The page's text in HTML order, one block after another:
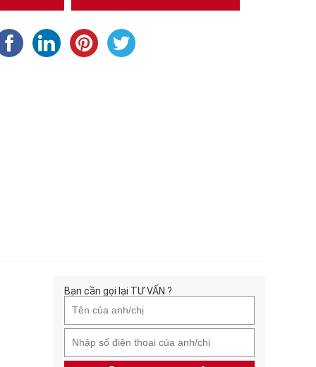
Bạn cần gọi lại TƯ VẤN ?